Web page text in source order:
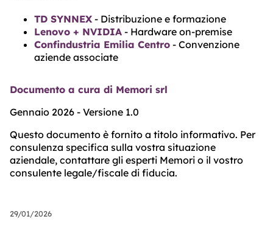
TD SYNNEX - Distribuzione e formazione
Lenovo + NVIDIA - Hardware on-premise
Confindustria Emilia Centro - Convenzione
aziende associate
Documento a cura di Memori srl
Gennaio 2026 - Versione 1.0
Questo documento è fornito a titolo informativo. Per
consulenza specifica sulla vostra situazione
aziendale, contattare gli esperti Memori o il vostro
consulente legale/fiscale di fiducia.
29/01/2026